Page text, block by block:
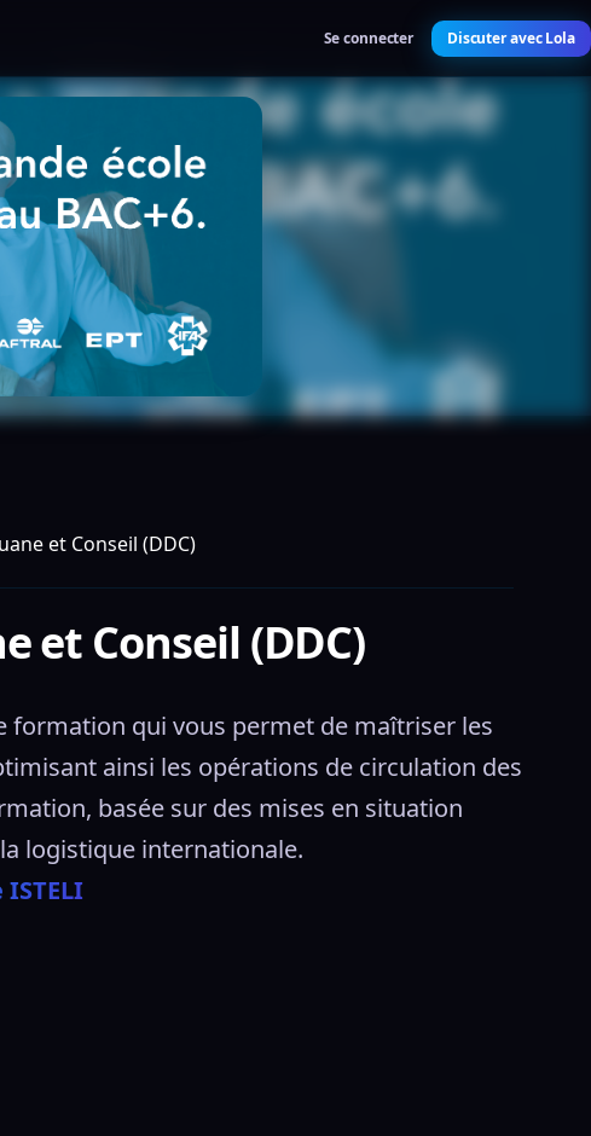
Se connecter Discuter avec Lola
et Conseil (DDC)
et Conseil (DDC)
formation qui vous permet de maîtriser les
ainsi les opérations de circulation des
basée sur des mises en situation
logistique internationale.